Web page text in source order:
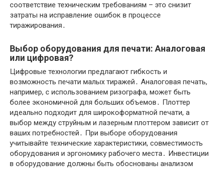
соответствие техническим требованиям – это снизит
затраты на исправление ошибок в процессе
тиражирования․
Выбор оборудования для печати: Аналоговая
или цифровая?
Цифровые технологии предлагают гибкость и
возможность печати малых тиражей․ Аналоговая печать,
например, с использованием ризографа, может быть
более экономичной для больших объемов․ Плоттер
идеально подходит для широкоформатной печати, а
выбор между струйным и лазерным плоттером зависит от
ваших потребностей․ При выборе оборудования
учитывайте технические характеристики, совместимость
оборудования и эргономику рабочего места․ Инвестиции
в оборудование должны быть обоснованы анализом